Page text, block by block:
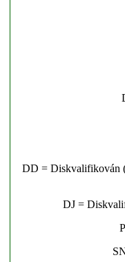
DD = Diskvalifikován
DJ =